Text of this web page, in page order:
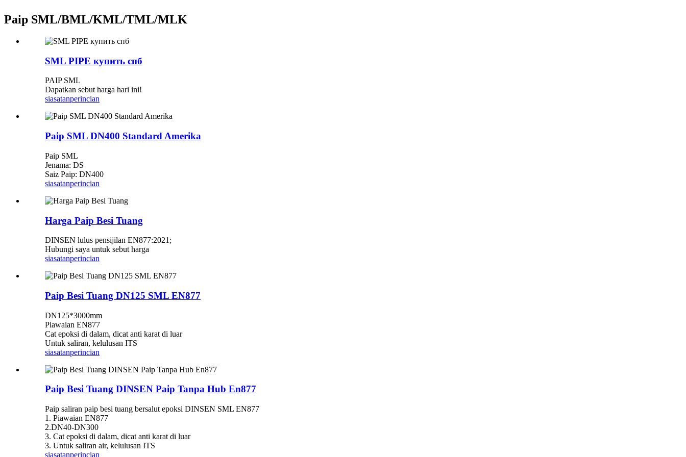
Paip SML/BML/KML/TML/MLK
SML PIPE купить спб​
PAIP SML
Dapatkan sebut harga hari ini!
siasatanperincian
Paip SML DN400 Standard Amerika
Paip SML
Jenama: DS
Saiz Paip: DN400
siasatanperincian
Harga Paip Besi Tuang
DINSEN lulus pensijilan EN877:2021;
Hubungi saya untuk sebut harga
siasatanperincian
Paip Besi Tuang DN125 SML EN877
DN125*3000mm
Piawaian EN877
Cat epoksi di dalam, dicat anti karat di luar
Untuk saliran, kelulusan ITS
siasatanperincian
Paip Besi Tuang DINSEN Paip Tanpa Hub En877
Paip saliran paip besi tuang bersalut epoksi DINSEN SML EN877
1. Piawaian EN877
2.DN40-DN300
3. Cat epoksi di dalam, dicat anti karat di luar
3. Untuk saliran air, kelulusan ITS
siasatanperincian